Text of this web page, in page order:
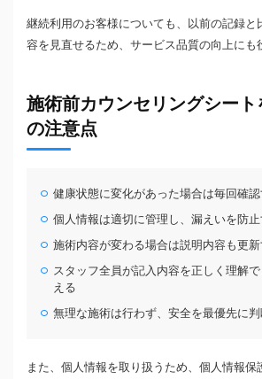
継続利用のお客様についても、以前の記録と
容を見直せるため、サービス品質の向上にも
施術前カウンセリングシー
の注意点
健康状態に変化があった場合は毎回確認
個人情報は適切に管理し、漏えいを防止
施術内容が変わる場合は説明内容も更新
スタッフ全員が記入内容を正しく理解
える
無理な施術は行わず、安全を最優先に
また、個人情報を取り扱うため、個人情報保